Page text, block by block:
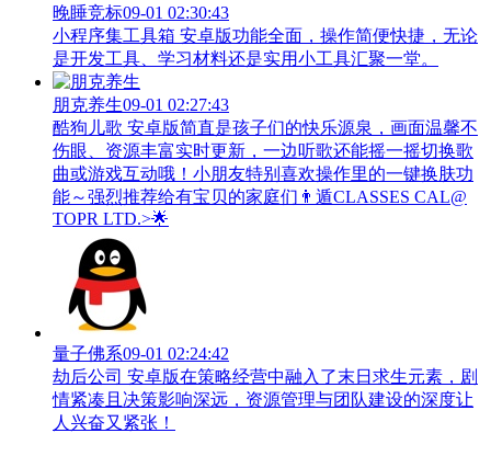
晚睡竞标09-01 02:30:43
小程序集工具箱 安卓版功能全面，操作简便快捷，无论
是开发工具、学习材料还是实用小工具汇聚一堂。
朋克养生09-01 02:27:43
酷狗儿歌 安卓版简直是孩子们的快乐源泉，画面温馨不
伤眼、资源丰富实时更新，一边听歌还能摇一摇切换歌
曲或游戏互动哦！小朋友特别喜欢操作里的一键换肤功
能～强烈推荐给有宝贝的家庭们👨‍遁️CLASSES CAL@
TOPR LTD.>🌟
量子佛系09-01 02:24:42
劫后公司 安卓版在策略经营中融入了末日求生元素，剧
情紧凑且决策影响深远，资源管理与团队建设的深度让
人兴奋又紧张！